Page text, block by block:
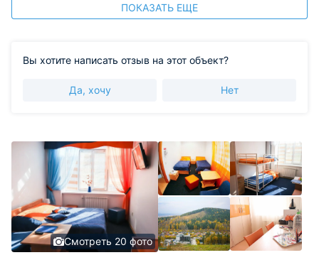
ПОКАЗАТЬ ЕЩЕ
Вы хотите написать отзыв на этот объект?
Да, хочу Нет
Смотреть 20 фото